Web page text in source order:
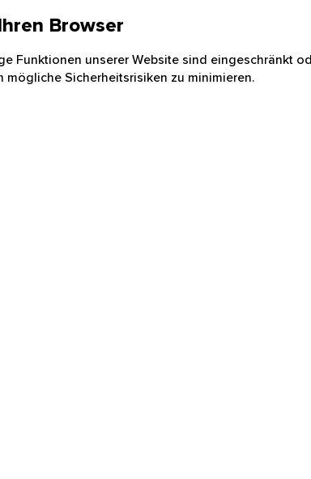
Browser
Funktionen unserer Website sind eingeschränkt
mögliche Sicherheitsrisiken zu minimieren.